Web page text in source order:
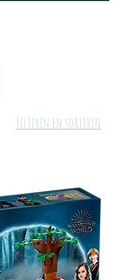
Filteren en sorteren